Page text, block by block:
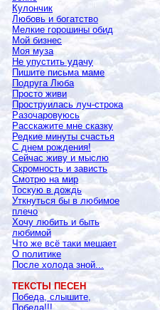
Кулончик
Любовь и богатство
Мелкие горошины обид
Мой бизнес
Моя муза
Не упустить удачу
Пишите письма маме
Подруга Люба
Просто живи
Проструилась луч-строка
Разочаровуюсь
Расскажите мне сказку
Редкие минуты счастья
С днем рождения!
Сейчас живу и мыслю
Скромность и зависть
Смотрю на мир
Тоскую в дождь
Уткнуться бы в любимое
плечо
Хочу любить и быть
любимой
Что же всё таки мешает
О политике
После холода зной...
ТЕКСТЫ ПЕСЕН
Победа, слышите,
Победа!!!